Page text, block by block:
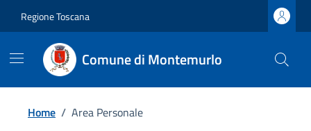
Regione Toscana
Comune di Montemurlo
Home / Area Personale